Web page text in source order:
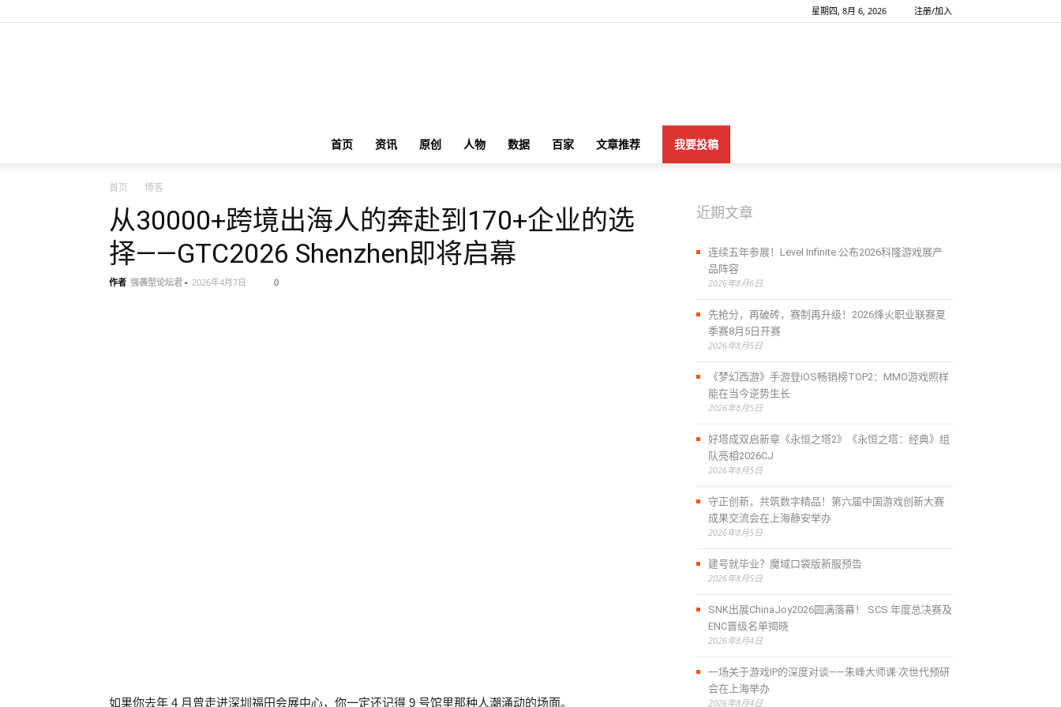
星期四, 8月 6, 2026 注册/加入
戏
首页 资讯 原创 人物 数据 百家 文章推荐 我要投稿
首页 博客
从30000+跨境出海人的奔赴到170+企业的选
择——GTC2026 Shenzhen即将启幕
作者 强袭型论坛君 - 2026年4月7日 0
如果你去年 4 月曾走进深圳福田会展中心，你一定还记得 9 号馆里那种人潮涌动的场面。
近期文章
连续五年参展！Level Infinite 公布2026科隆游戏展产
品阵容
2026年8月6日
先抢分，再破砖，赛制再升级！2026烽火职业联赛夏
季赛8月5日开赛
2026年8月5日
《梦幻西游》手游登iOS畅销榜TOP2：MMO游戏照样
能在当今逆势生长
2026年8月5日
好塔成双启新章《永恒之塔2》《永恒之塔：经典》组
队亮相2026CJ
2026年8月5日
守正创新，共筑数字精品！第六届中国游戏创新大赛
成果交流会在上海静安举办
2026年8月5日
建号就毕业？魔域口袋版新服预告
2026年8月5日
SNK出展ChinaJoy2026圆满落幕！ SCS 年度总决赛及
ENC晋级名单揭晓
2026年8月4日
一场关于游戏IP的深度对谈——朱峰大师课·次世代预研
会在上海举办
2026年8月4日